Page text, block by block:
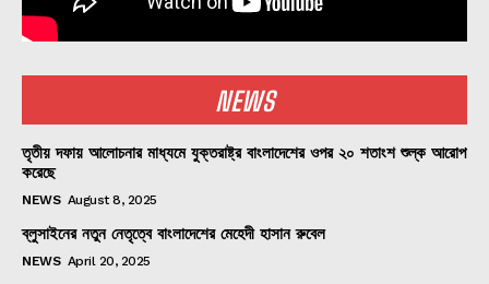
NEWS
তৃতীয় দফায় আলোচনার মাধ্যমে যুক্তরাষ্ট্র বাংলাদেশের ওপর ২০ শতাংশ শুল্ক আরোপ
করেছে
NEWS August 8, 2025
ব্লুসাইনের নতুন নেতৃত্বে বাংলাদেশের মেহেদী হাসান রুবেল
NEWS April 20, 2025